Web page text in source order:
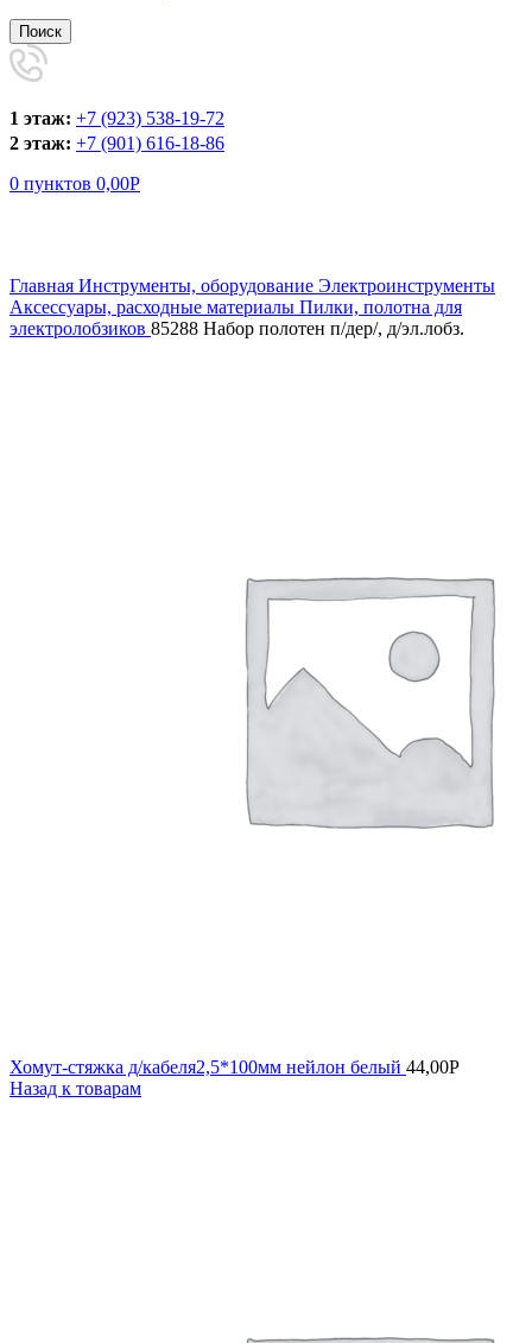
Поиск
1 этаж: +7 (923) 538-19-72
2 этаж: +7 (901) 616-18-86
0 пунктов 0,00Р
Главная Инструменты, оборудование Электроинструменты
Аксессуары, расходные материалы Пилки, полотна для
электролобзиков 85288 Набор полотен п/дер/, д/эл.лобз.
Хомут-стяжка д/кабеля2,5*100мм нейлон белый 44,00Р
Назад к товарам